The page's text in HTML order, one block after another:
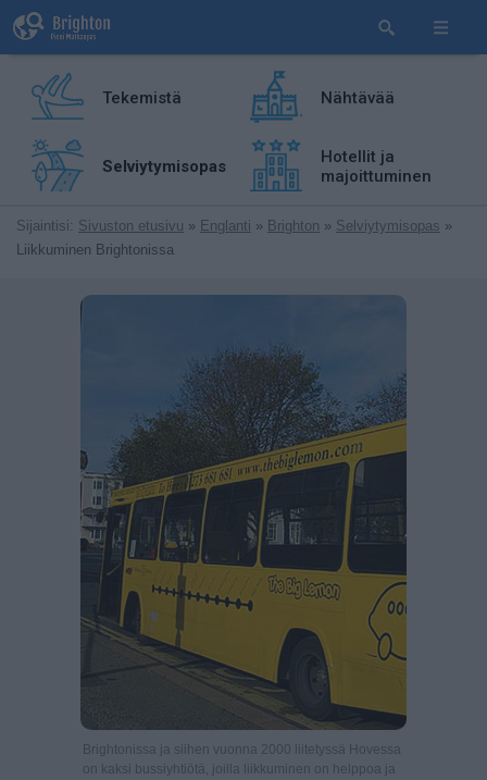
Tekemistä Nähtävää
Selviytymisopas
Hotellit ja
majoittuminen
Sijaintisi: Sivuston etusivu » Englanti » Brighton » Selviytymisopas »
Liikkuminen Brightonissa
Brightonissa ja siihen vuonna 2000 liitetyssä Hovessa
on kaksi bussiyhtiötä, joilla liikkuminen on helppoa ja